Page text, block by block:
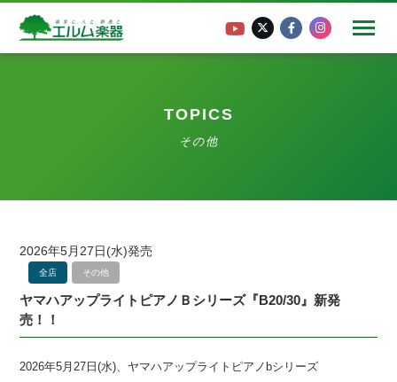
TOPICS
その他
2026年5月27日(水)発売
全店 その他
ヤマハアップライトピアノＢシリーズ『B20/30』新発
売！！
2026年5月27日(水)、ヤマハアップライトピアノbシリーズ